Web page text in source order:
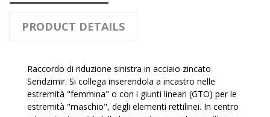
PRODUCT DETAILS
Raccordo di riduzione sinistra in acciaio zincato
Sendzimir. Si collega inserendola a incastro nelle
estremità "femmina" o con i giunti lineari (GTO) per le
estremità "maschio", degli elementi rettilinei. In centro